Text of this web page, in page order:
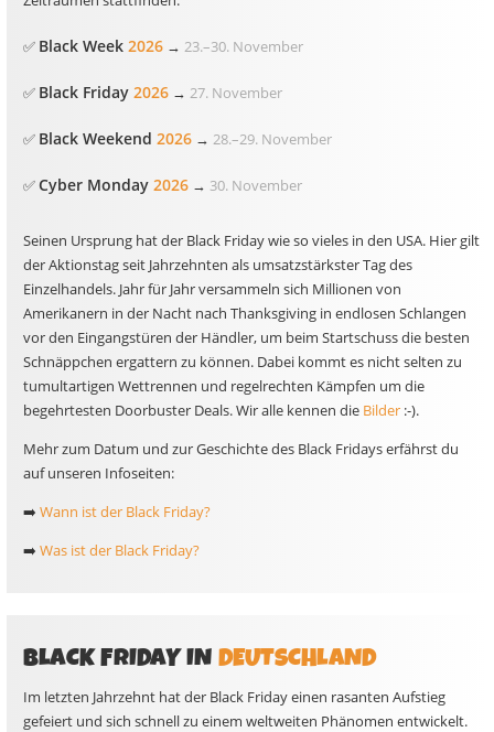
✅ Black Week 2026 → 23.–30. November
✅ Black Friday 2026 → 27. November
✅ Black Weekend 2026 → 28.–29. November
✅Cyber Monday 2026 → 30. November
Seinen Ursprung hat der Black Friday wie so vieles in den USA. Hier gilt
der Aktionstag seit Jahrzehnten als umsatzstärkster Tag des
Einzelhandels. Jahr für Jahr versammeln sich Millionen von
Amerikanern in der Nacht nach Thanksgiving in endlosen Schlangen
vor den Eingangstüren der Händler, um beim Startschuss die besten
Schnäppchen ergattern zu können. Dabei kommt es nicht selten zu
tumultartigen Wettrennen und regelrechten Kämpfen um die
begehrtesten Doorbuster Deals. Wir alle kennen die Bilder :-).
Mehr zum Datum und zur Geschichte des Black Fridays erfährst du
auf unseren Infoseiten:
➡️ Wann ist der Black Friday?
➡️ Was ist der Black Friday?
BLACK FRIDAY INDEUTSCHLAND
Im letzten Jahrzehnt hat der Black Friday einen rasanten Aufstieg
gefeiert und sich schnell zu einem weltweiten Phänomen entwickelt.